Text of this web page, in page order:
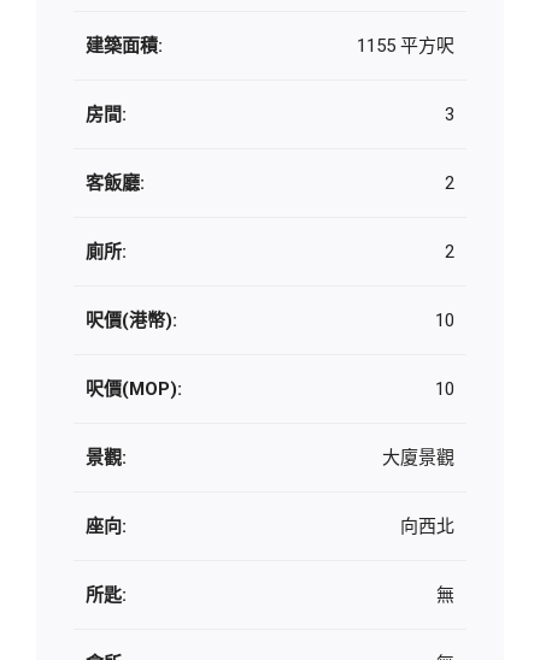
建築面積: 1155 平方呎
房間: 3
客飯廳: 2
廁所: 2
呎價(港幣): 10
呎價(MOP): 10
景觀: 大廈景觀
座向: 向西北
所匙: 無